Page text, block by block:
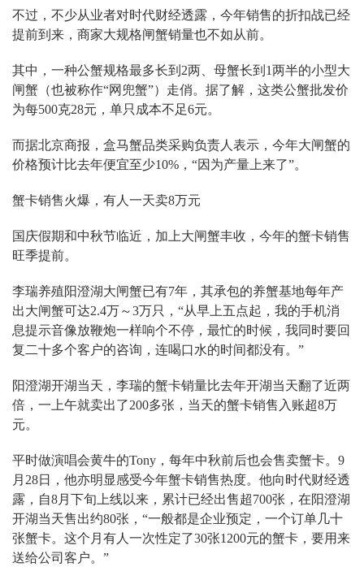
不过，不少从业者对时代财经透露，今年销售的折扣战已经
提前到来，商家大规格闸蟹销量也不如从前。
其中，一种公蟹规格最多长到2两、母蟹长到1两半的小型大
闸蟹（也被称作“网兜蟹”）走俏。据了解，这类公蟹批发价
为每500克28元，单只成本不足6元。
而据北京商报，盒马蟹品类采购负责人表示，今年大闸蟹的
价格预计比去年便宜至少10%，“因为产量上来了”。
蟹卡销售火爆，有人一天卖8万元
国庆假期和中秋节临近，加上大闸蟹丰收，今年的蟹卡销售
旺季提前。
李瑞养殖阳澄湖大闸蟹已有7年，其承包的养蟹基地每年产
出大闸蟹可达2.4万～3万只，“从早上五点起，我的手机消
息提示音像放鞭炮一样响个不停，最忙的时候，我同时要回
复二十多个客户的咨询，连喝口水的时间都没有。”
阳澄湖开湖当天，李瑞的蟹卡销量比去年开湖当天翻了近两
倍，一上午就卖出了200多张，当天的蟹卡销售入账超8万
元。
平时做演唱会黄牛的Tony，每年中秋前后也会售卖蟹卡。9
月28日，他亦明显感受今年蟹卡销售热度。他向时代财经透
露，自8月下旬上线以来，累计已经出售超700张，在阳澄湖
开湖当天售出约80张，“一般都是企业预定，一个订单几十
张蟹卡。这个月有人一次性定了30张1200元的蟹卡，要用来
送给公司客户。”